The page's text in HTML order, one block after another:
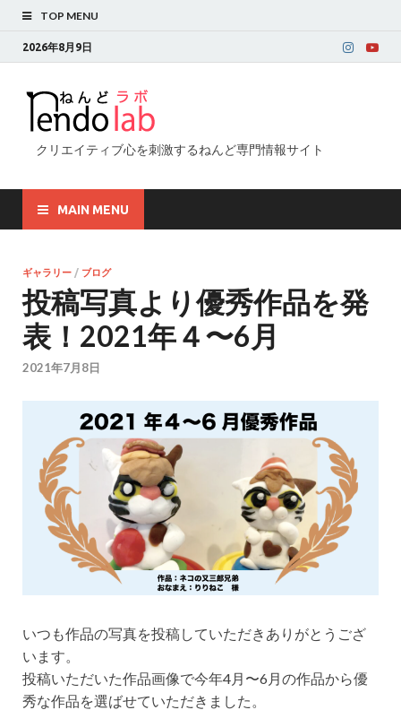
TOP MENU
2026年8月9日
クリエイティブ心を刺激するねんど専門情報サイト
MAIN MENU
ギャラリー / ブログ
投稿写真より優秀作品を発
表！2021年４〜6月
2021年7月8日
いつも作品の写真を投稿していただきありがとうござ
います。
投稿いただいた作品画像で今年4月〜6月の作品から優
秀な作品を選ばせていただきました。